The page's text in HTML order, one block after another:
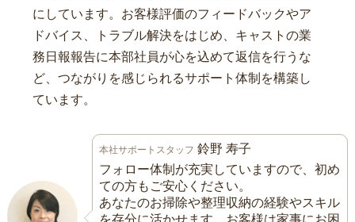
にしています。お客様評価のフィードバックやア
ドバイス、トラブル解決をはじめ、キャストの業
務日報報告に本部社員が心を込めて返信を行うな
ど、つながりを感じられるサポート体制を構築し
ています。
本社サポートスタッフ 鈴野 寿子
フォロー体制が充実していますので、初め
ての方もご安心ください。
あなたのお掃除や整理収納の経験やスキル
を存分に活かせます。お客様は家事にお困